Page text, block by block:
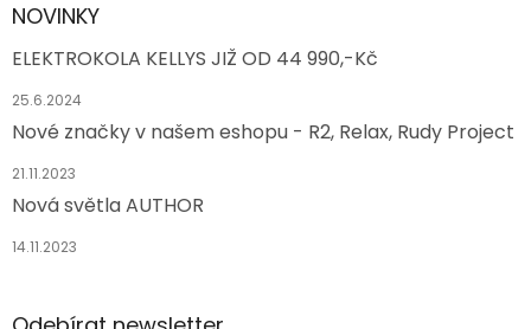
NOVINKY
ELEKTROKOLA KELLYS JIŽ OD 44 990,-Kč
25.6.2024
Nové značky v našem eshopu - R2, Relax, Rudy Project
21.11.2023
Nová světla AUTHOR
14.11.2023